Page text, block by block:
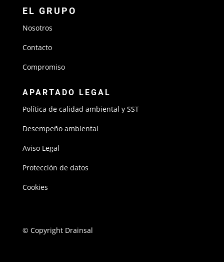
EL GRUPO
Nosotros
Contacto
Compromiso
APARTADO LEGAL
Política de calidad ambiental y SST
Desempeño ambiental
Aviso Legal
Protección de datos
Cookies
© Copyright Drainsal